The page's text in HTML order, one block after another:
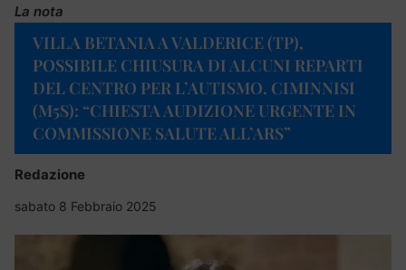
La nota
VILLA BETANIA A VALDERICE (TP),
POSSIBILE CHIUSURA DI ALCUNI REPARTI
DEL CENTRO PER L’AUTISMO. CIMINNISI
(M5S): “CHIESTA AUDIZIONE URGENTE IN
COMMISSIONE SALUTE ALL’ARS”
Redazione
sabato 8 Febbraio 2025